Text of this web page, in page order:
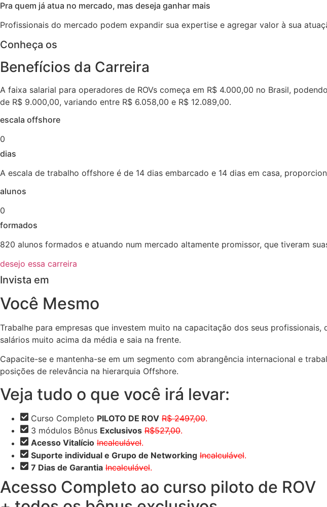
Pra quem já atua no mercado, mas deseja ganhar mais
Profissionais do mercado podem expandir sua expertise e agregar valor à sua
Conheça os
Benefícios da Carreira
A faixa salarial para operadores de ROVs começa em R$ 4.000,00 no Brasil,
de R$ 9.000,00, variando entre R$ 6.058,00 e R$ 12.089,00.
escala offshore
0
dias
A escala de trabalho offshore é de 14 dias embarcado e 14 dias em casa,
alunos
0
formados
820 alunos formados e atuando num mercado altamente promissor, que tiveram
desejo essa carreira
Invista em
Você Mesmo
Trabalhe para empresas que investem muito na capacitação dos seus
salários muito acima da média e saia na frente.
Capacite-se e mantenha-se em um segmento com abrangência internacional e
posições de relevância na hierarquia Offshore.
Veja tudo o que você irá levar:
Curso Completo PILOTO DE ROV R$ 2497,00.
3 módulos Bônus Exclusivos R$527,00.
Acesso Vitalício Incalculável.
Suporte individual e Grupo de Networking Incalculável.
7 Dias de Garantia Incalculável.
Acesso Completo ao curso piloto de ROV